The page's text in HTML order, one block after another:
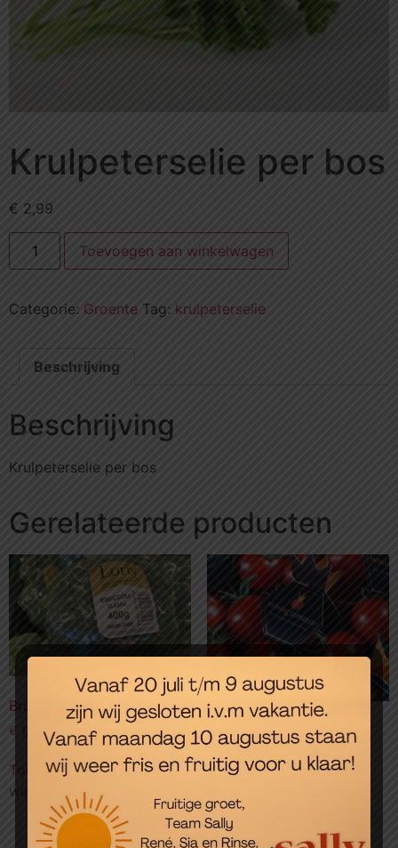
Krulpeterselie per bos
€ 2,99
Toevoegen aan winkelwagen
Categorie: Groente Tag: krulpeterselie
Beschrijving
Beschrijving
Krulpeterselie per bos
Gerelateerde producten
Broccoli, per stronk
€ 1,95
Toevoegen aan
winkelwagen
Tomaatjes honing 250
gram
€7,00
Toevoegen aan
winkelwagen